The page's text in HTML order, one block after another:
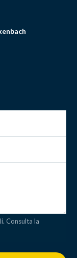
Consulta la